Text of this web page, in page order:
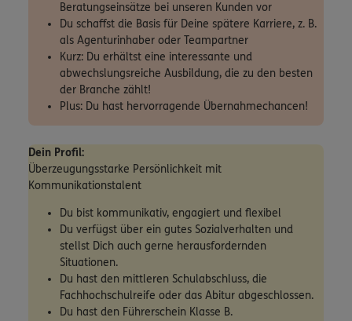
Beratungseinsätze bei unseren Kunden vor
Du schaffst die Basis für Deine spätere Karriere, z. B.
als Agenturinhaber oder Teampartner
Kurz: Du erhältst eine interessante und
abwechslungsreiche Ausbildung, die zu den besten
der Branche zählt!
Plus: Du hast hervorragende Übernahmechancen!
Dein Profil:
Überzeugungsstarke Persönlichkeit mit
Kommunikationstalent
Du bist kommunikativ, engagiert und flexibel
Du verfügst über ein gutes Sozialverhalten und
stellst Dich auch gerne herausfordernden
Situationen.
Du hast den mittleren Schulabschluss, die
Fachhochschulreife oder das Abitur abgeschlossen.
Du hast den Führerschein Klasse B.